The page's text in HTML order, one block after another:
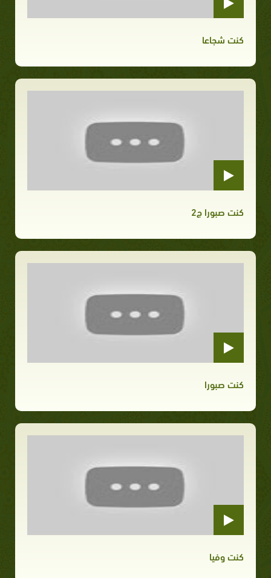
كنت شجاعا
كنت صبورا ج2
كنت صبورا
كنت وفيا